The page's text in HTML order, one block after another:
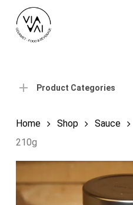
Cart
Product Categories
Home Shop Sauce
210g